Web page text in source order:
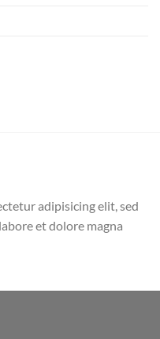
adipisicing elit, sed
et dolore magna